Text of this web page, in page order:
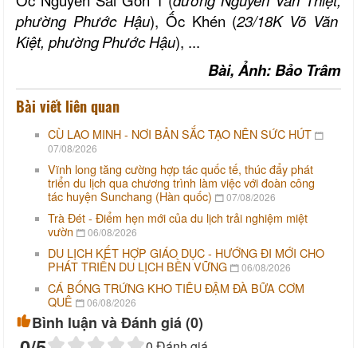
phườngPhước Hậu), Ốc Khén (23/18K Võ Văn
Kiệt, phườngPhước Hậu), ...
Bài, Ảnh: Bảo Trâm
Bài viết liên quan
CÙ LAO MINH - NƠI BẢN SẮC TẠO NÊN SỨC HÚT
07/08/2026
Vĩnh long tăng cường hợp tác quốc tế, thúc đẩy phát
triển du lịch qua chương trình làm việc với đoàn công
tác huyện Sunchang (Hàn quốc)
07/08/2026
Trà Đét - Điểm hẹn mới của du lịch trải nghiệm miệt
vườn
06/08/2026
DU LỊCH KẾT HỢP GIÁO DỤC - HƯỚNG ĐI MỚI CHO
PHÁT TRIỂN DU LỊCH BỀN VỮNG
06/08/2026
CÁ BỐNG TRỨNG KHO TIÊU ĐẬM ĐÀ BỮA CƠM
QUÊ
06/08/2026
Bình luận và Đánh giá (0)